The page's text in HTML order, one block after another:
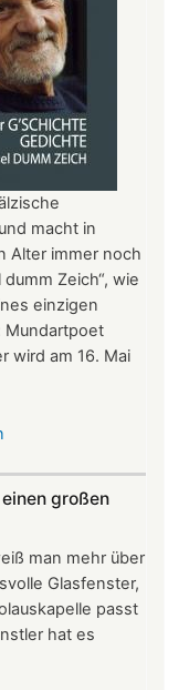
macht in
Alter immer noch
Zeich“, wie
einzigen
Mundartpoet
wird am 16. Mai
Mundartpoet
Herz
wird
85
großen
man mehr über
Glasfenster,
passt
hat es